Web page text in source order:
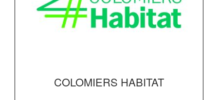
COLOMIERS HABITAT